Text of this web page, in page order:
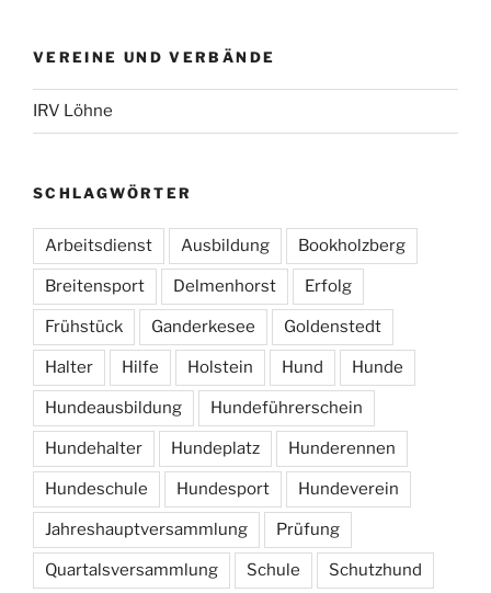
VEREINE UND VERBÄNDE
IRV Löhne
SCHLAGWÖRTER
Arbeitsdienst Ausbildung Bookholzberg
Breitensport Delmenhorst Erfolg
Frühstück Ganderkesee Goldenstedt
Halter Hilfe Holstein Hund Hunde
Hundeausbildung Hundeführerschein
Hundehalter Hundeplatz Hunderennen
Hundeschule Hundesport Hundeverein
Jahreshauptversammlung Prüfung
Quartalsversammlung Schule Schutzhund